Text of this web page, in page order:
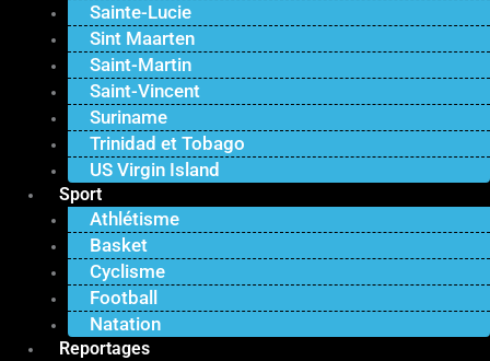
Sainte-Lucie
Sint Maarten
Saint-Martin
Saint-Vincent
Suriname
Trinidad et Tobago
US Virgin Island
Sport
Athlétisme
Basket
Cyclisme
Football
Natation
Reportages